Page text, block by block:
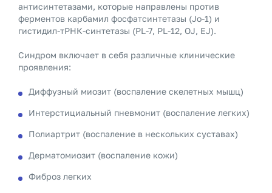
антисинтетазами, которые направлены против
ферментов карбамил фосфатсинтетазы (Jo-1) и
гистидил-тРНК-синтетазы (PL-7, PL-12, OJ, EJ).
Синдром включает в себя различные клинические
проявления:
Диффузный миозит (воспаление скелетных мышц)
Интерстициальный пневмонит (воспаление легких)
Полиартрит (воспаление в нескольких суставах)
Дерматомиозит (воспаление кожи)
Фиброз легких